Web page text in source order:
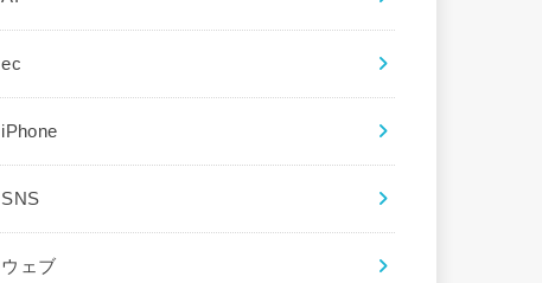
ec
iPhone
SNS
ウェブ